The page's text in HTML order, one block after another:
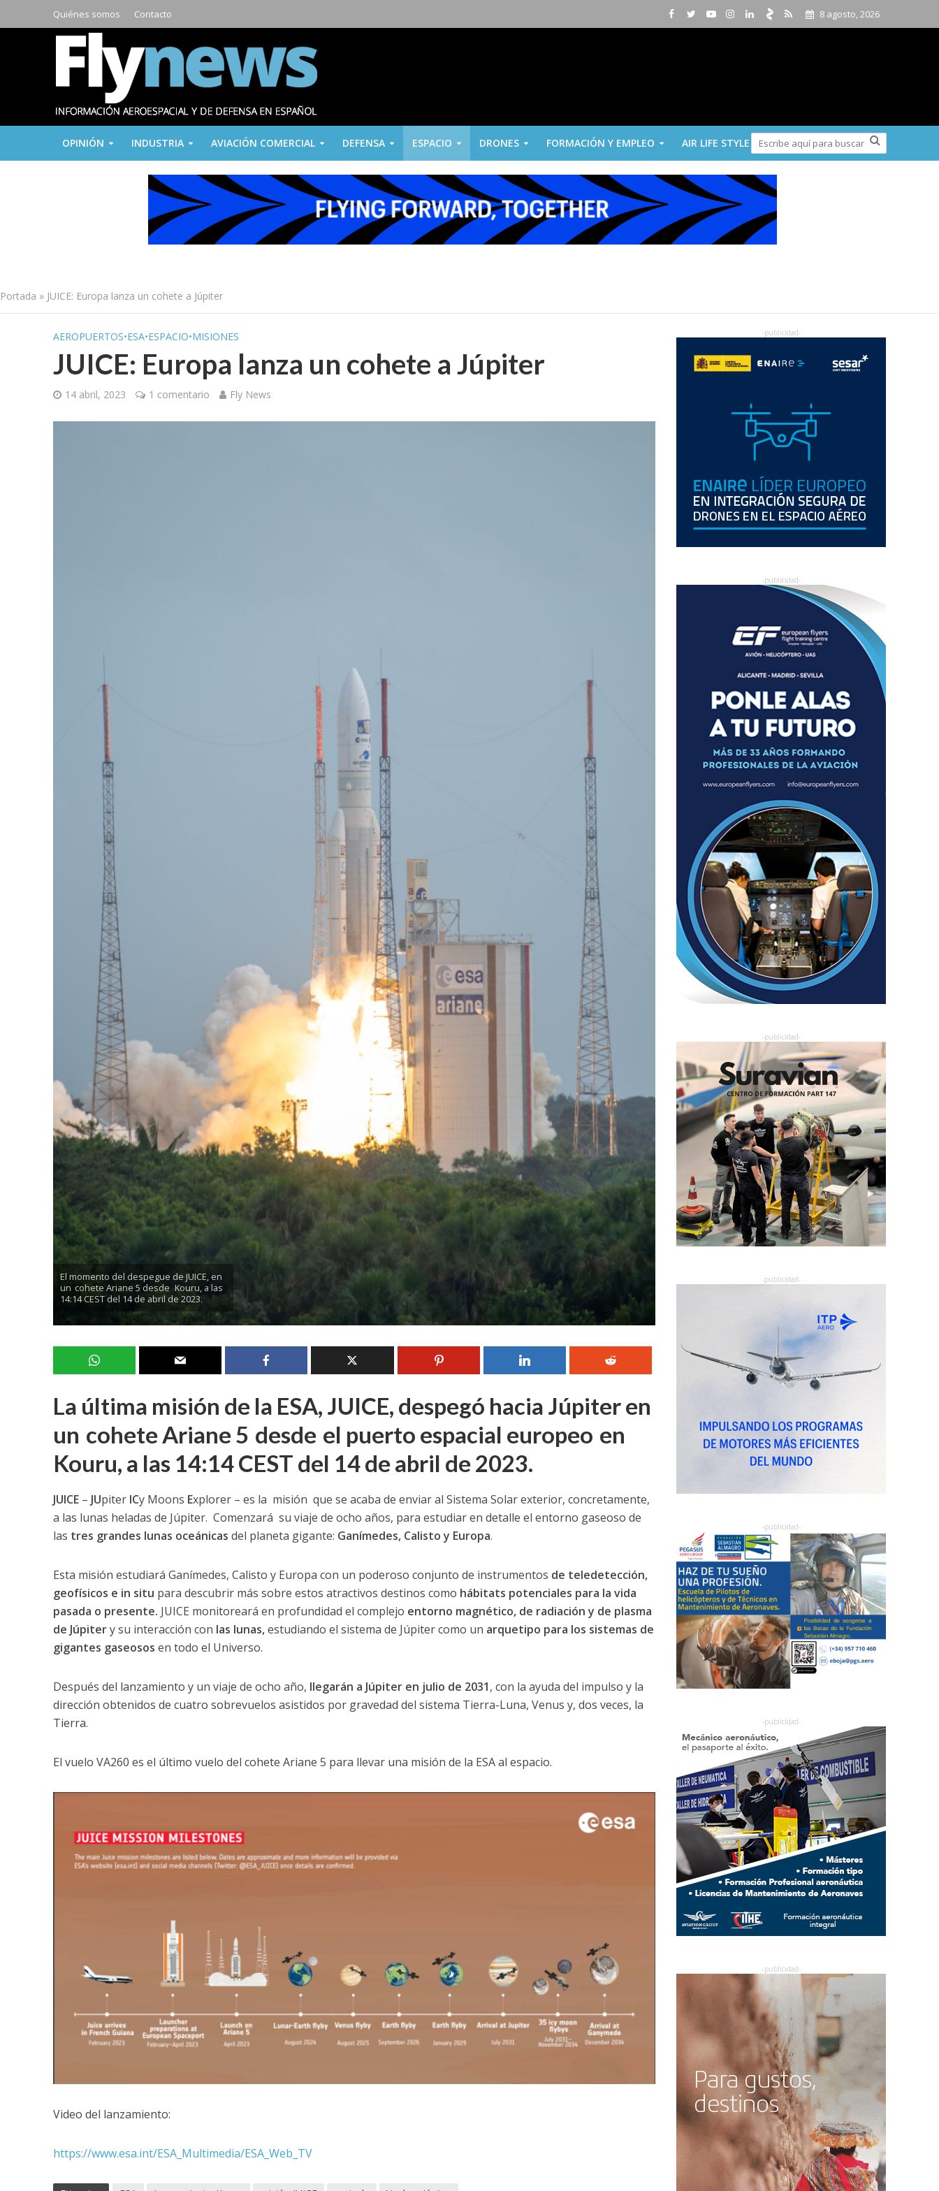
Quiénes somos Contacto 8 agosto, 2026
OPINIÓN INDUSTRIA AVIACIÓN COMERCIAL DEFENSA ESPACIO DRONES FORMACIÓN Y EMPLEO AIR LIFE STYLE
Portada » JUICE: Europa lanza un cohete a Júpiter
AEROPUERTOS•ESA•ESPACIO•MISIONES
JUICE: Europa lanza un cohete a Júpiter
14 abril, 2023 1 comentario Fly News
El momento del despegue de JUICE, en
un cohete Ariane 5 desde Kouru, a las
14:14 CEST del 14 de abril de 2023.
La última misión de la ESA, JUICE, despegó hacia Júpiter en
un cohete Ariane 5 desde el puerto espacial europeo en
Kouru, a las 14:14 CEST del 14 de abril de 2023.
JUICE– JUpiter ICy Moons Explorer – es la misión que se acaba de enviar al Sistema Solar exterior, concretamente,
a las lunas heladas de Júpiter. Comenzará su viaje de ocho años, para estudiar en detalle el entorno gaseoso de
las tres grandes lunas oceánicas del planeta gigante: Ganímedes, Calisto y Europa.
Esta misión estudiará Ganímedes, Calisto y Europa con un poderoso conjunto de instrumentos de teledetección,
geofísicos e in situ para descubrir más sobre estos atractivos destinos como hábitats potenciales para la vida
pasada o presente. JUICE monitoreará en profundidad el complejo entorno magnético, de radiación y de plasma
de Júpitery su interacción con las lunas,estudiando el sistema de Júpiter como un arquetipo para los sistemas de
gigantes gaseosos en todo el Universo.
Después del lanzamiento y un viaje de ocho año, llegarán a Júpiter en julio de 2031, con la ayuda del impulso y la
dirección obtenidos de cuatro sobrevuelos asistidos por gravedad del sistema Tierra-Luna, Venus y, dos veces, la
Tierra.
El vuelo VA260 es el último vuelo del cohete Ariane 5 para llevar una misión de la ESA al espacio.
Video del lanzamiento:
https://www.esa.int/ESA_Multimedia/ESA_Web_TV